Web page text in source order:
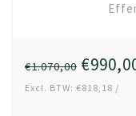
€1.070,00
Excl. BTW: €818,18 /